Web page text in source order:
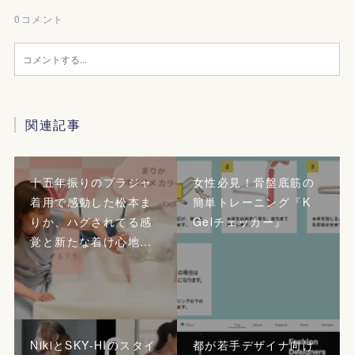
0 コメント
関連記事
十五年振りのブラジャ
着用で感動した松本ま
りか、ハグされてる感
覚と新たな着け心地…
女性必見！骨盤底筋の
簡単トレーニング『K
Gelチェッカー』
NikiとSKY-HIのスタイ
都が若手デザイナ向け